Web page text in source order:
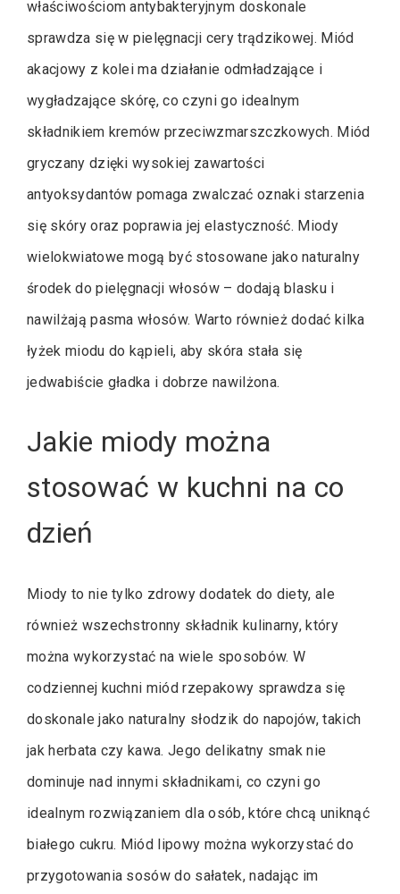
właściwościom antybakteryjnym doskonale
sprawdza się w pielęgnacji cery trądzikowej. Miód
akacjowy z kolei ma działanie odmładzające i
wygładzające skórę, co czyni go idealnym
składnikiem kremów przeciwzmarszczkowych. Miód
gryczany dzięki wysokiej zawartości
antyoksydantów pomaga zwalczać oznaki starzenia
się skóry oraz poprawia jej elastyczność. Miody
wielokwiatowe mogą być stosowane jako naturalny
środek do pielęgnacji włosów – dodają blasku i
nawilżają pasma włosów. Warto również dodać kilka
łyżek miodu do kąpieli, aby skóra stała się
jedwabiście gładka i dobrze nawilżona.
Jakie miody można
stosować w kuchni na co
dzień
Miody to nie tylko zdrowy dodatek do diety, ale
również wszechstronny składnik kulinarny, który
można wykorzystać na wiele sposobów. W
codziennej kuchni miód rzepakowy sprawdza się
doskonale jako naturalny słodzik do napojów, takich
jak herbata czy kawa. Jego delikatny smak nie
dominuje nad innymi składnikami, co czyni go
idealnym rozwiązaniem dla osób, które chcą uniknąć
białego cukru. Miód lipowy można wykorzystać do
przygotowania sosów do sałatek, nadając im